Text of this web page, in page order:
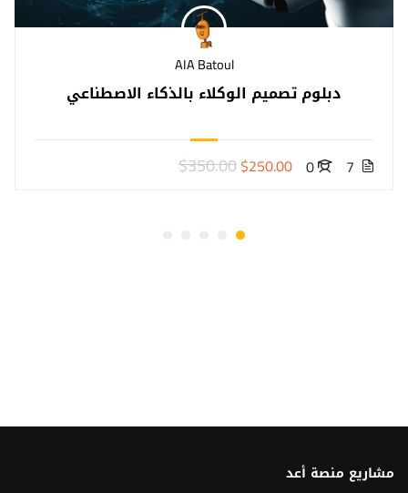
AIA Batoul
دبلوم تصميم الوكلاء بالذكاء الاصطناعي
7
0
$350.00$250.00
مشاريع منصة أعد